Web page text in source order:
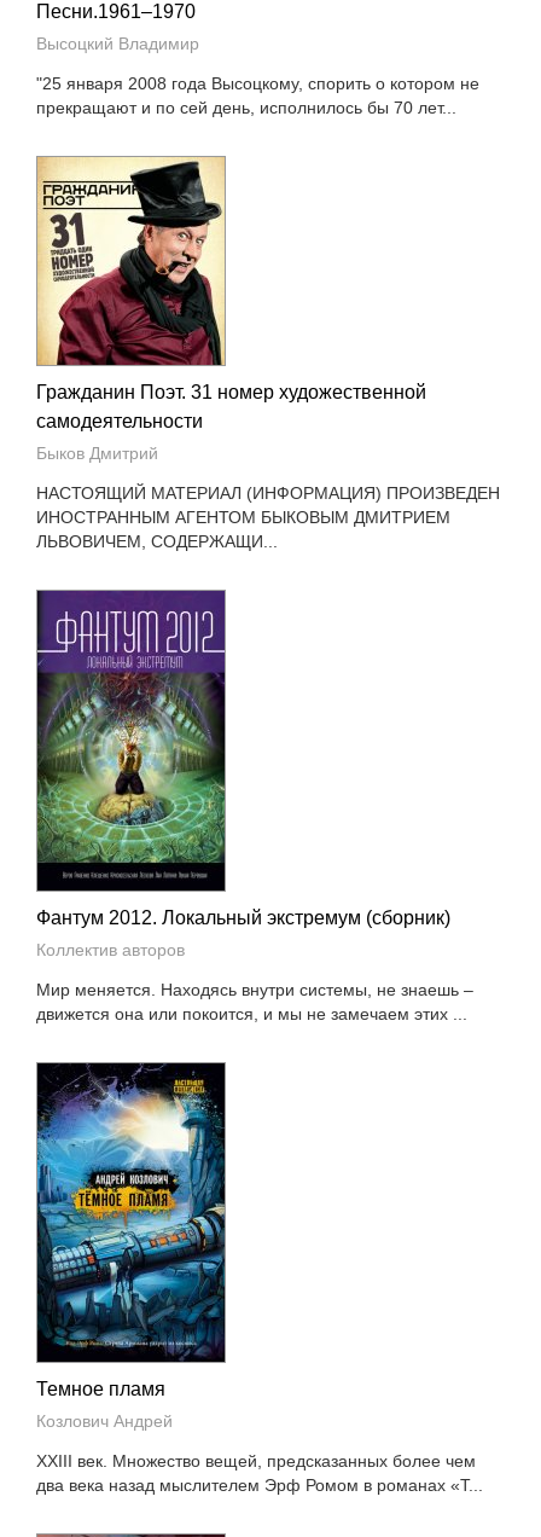
Песни.1961–1970
Высоцкий Владимир
"25 января 2008 года Высоцкому, спорить о котором не
прекращают и по сей день, исполнилось бы 70 лет...
Гражданин Поэт. 31 номер художественной
самодеятельности
Быков Дмитрий
НАСТОЯЩИЙ МАТЕРИАЛ (ИНФОРМАЦИЯ) ПРОИЗВЕДЕН
ИНОСТРАННЫМ АГЕНТОМ БЫКОВЫМ ДМИТРИЕМ
ЛЬВОВИЧЕМ, СОДЕРЖАЩИ...
Фантум 2012. Локальный экстремум (сборник)
Коллектив авторов
Мир меняется. Находясь внутри системы, не знаешь –
движется она или покоится, и мы не замечаем этих ...
Темное пламя
Козлович Андрей
XXIII век. Множество вещей, предсказанных более чем
два века назад мыслителем Эрф Ромом в романах «Т...